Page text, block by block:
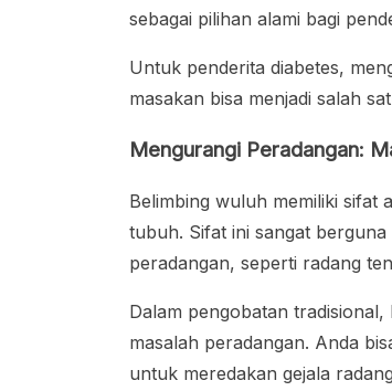
sebagai pilihan alami bagi
Untuk penderita diabetes,
masakan bisa menjadi salah
Mengurangi Peradangan:
Belimbing wuluh memiliki sifat
tubuh. Sifat ini sangat
peradangan, seperti radang
Dalam pengobatan
masalah peradangan. Anda
untuk meredakan gejala